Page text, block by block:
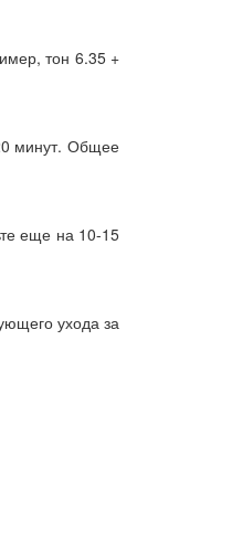
тон 6.35 +
минут. Общее
еще на 10-15
ухода за